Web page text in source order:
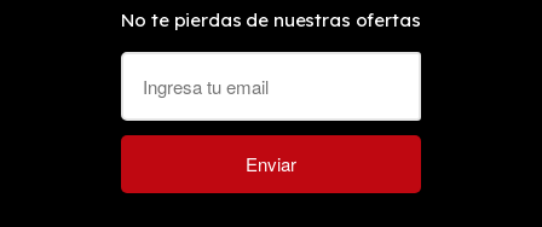
No te pierdas de nuestras ofertas
Enviar